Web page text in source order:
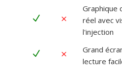
N M
Graphique
réel avec
l'injection
N M
Grand
lecture